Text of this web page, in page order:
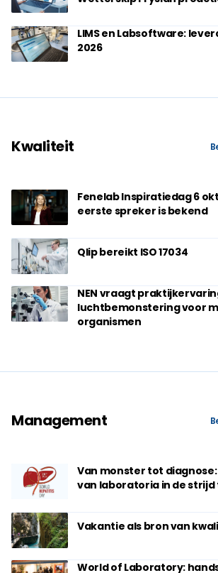
LIMS en Labsoftware:
2026
Kwaliteit
Fenelab Inspiratiedag 6
eerste spreker is bekend
Qlip bereikt ISO 17034
NEN vraagt
luchtbemonstering voor
organismen
Management
Van monster tot
van laboratoria in de
Vakantie als bron van
World of Laboratory: